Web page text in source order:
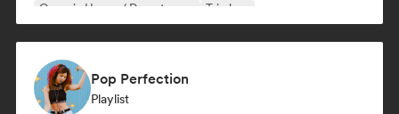
Organic House / Downtempo
Trip hop
Pop Perfection
Playlist